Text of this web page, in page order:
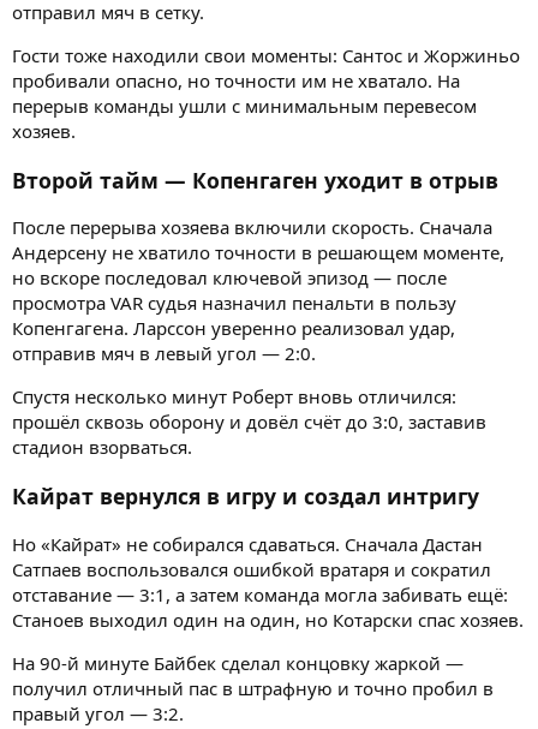
отправил мяч в сетку.
Гости тоже находили свои моменты: Сантос и Жоржиньо
пробивали опасно, но точности им не хватало. На
перерыв команды ушли с минимальным перевесом
хозяев.
Второй тайм — Копенгаген уходит в отрыв
После перерыва хозяева включили скорость. Сначала
Андерсену не хватило точности в решающем моменте,
но вскоре последовал ключевой эпизод — после
просмотра VAR судья назначил пенальти в пользу
Копенгагена. Ларссон уверенно реализовал удар,
отправив мяч в левый угол — 2:0.
Спустя несколько минут Роберт вновь отличился:
прошёл сквозь оборону и довёл счёт до 3:0, заставив
стадион взорваться.
Кайрат вернулся в игру и создал интригу
Но «Кайрат» не собирался сдаваться. Сначала Дастан
Сатпаев воспользовался ошибкой вратаря и сократил
отставание — 3:1, а затем команда могла забивать ещё:
Станоев выходил один на один, но Котарски спас хозяев.
На 90-й минуте Байбек сделал концовку жаркой —
получил отличный пас в штрафную и точно пробил в
правый угол — 3:2.